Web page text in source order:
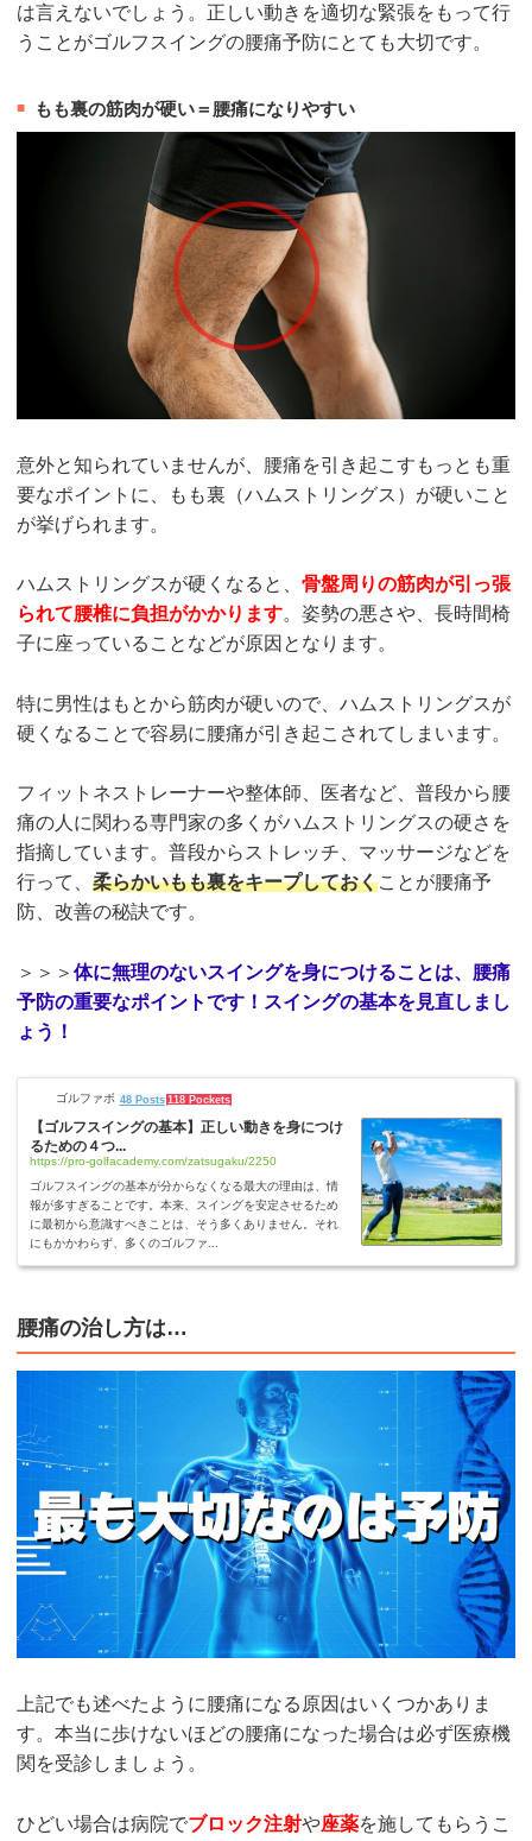
は言えないでしょう。正しい動きを適切な緊張をもって行
うことがゴルフスイングの腰痛予防にとても大切です。
もも裏の筋肉が硬い＝腰痛になりやすい
意外と知られていませんが、腰痛を引き起こすもっとも重
要なポイントに、もも裏（ハムストリングス）が硬いこと
が挙げられます。
ハムストリングスが硬くなると、 骨盤周りの筋肉が引っ張
られて腰椎に負担がかかります。姿勢の悪さや、長時間椅
子に座っていることなどが原因となります。
特に男性はもとから筋肉が硬いので、ハムストリングスが
硬くなることで容易に腰痛が引き起こされてしまいます。
フィットネストレーナーや整体師、医者など、普段から腰
痛の人に関わる専門家の多くがハムストリングスの硬さを
指摘しています。普段からストレッチ、マッサージなどを
行って、 柔らかいもも裏をキープしておくことが腰痛予
防、改善の秘訣です。
＞＞＞ 体に無理のないスイングを身につけることは、腰痛
予防の重要なポイントです！スイングの基本を見直しまし
ょう！
ゴルファボ 48 Posts 118 Pockets
【ゴルフスイングの基本】正しい動きを身につけ
るための４つ...
https://pro-golfacademy.com/zatsugaku/2250
ゴルフスイングの基本が分からなくなる最大の理由は、情
報が多すぎることです。本来、スイングを安定させるため
に最初から意識すべきことは、そう多くありません。それ
にもかかわらず、多くのゴルファ...
腰痛の治し方は…
上記でも述べたように腰痛になる原因はいくつかありま
す。本当に歩けないほどの腰痛になった場合は必ず医療機
関を受診しましょう。
ひどい場合は病院でブロック注射や座薬を施してもらうこ